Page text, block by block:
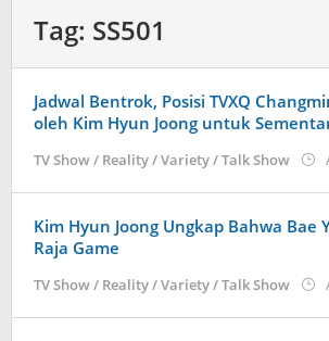
Tag: SS501
Jadwal Bentrok, Posisi TVXQ
oleh Kim Hyun Joong untuk
TV Show / Reality / Variety / Talk Show
Kim Hyun Joong Ungkap Bahwa Bae
Raja Game
TV Show / Reality / Variety / Talk Show